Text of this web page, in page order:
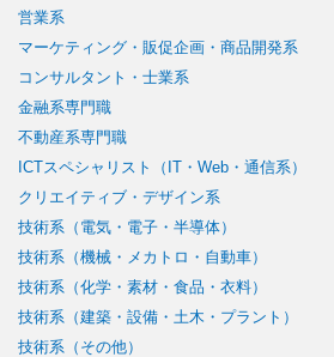
営業系
マーケティング・販促企画・商品開発系
コンサルタント・士業系
金融系専門職
不動産系専門職
ICTスペシャリスト（IT・Web・通信系）
クリエイティブ・デザイン系
技術系（電気・電子・半導体）
技術系（機械・メカトロ・自動車）
技術系（化学・素材・食品・衣料）
技術系（建築・設備・土木・プラント）
技術系（その他）